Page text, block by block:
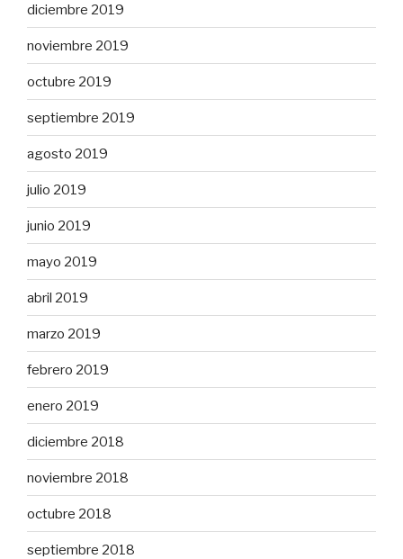
diciembre 2019
noviembre 2019
octubre 2019
septiembre 2019
agosto 2019
julio 2019
junio 2019
mayo 2019
abril 2019
marzo 2019
febrero 2019
enero 2019
diciembre 2018
noviembre 2018
octubre 2018
septiembre 2018